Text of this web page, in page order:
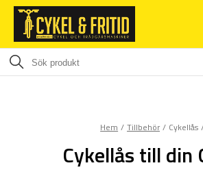
Hem Tillbehör Cykellås
Cykellås till din